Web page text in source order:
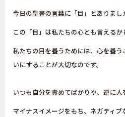
今日の聖書の言葉に「目」とありまし
この「目」は私たちの心とも言えるか
私たちの目を養うためには、心を養
いにすることが大切なのです。
いつも自分を責めてばかりや、逆に人
マイナスイメージをもち、ネガティブ